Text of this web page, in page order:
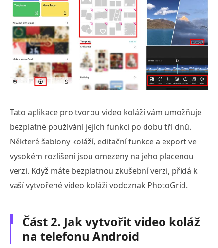
Tato aplikace pro tvorbu video koláží vám umožňuje
bezplatné používání jejích funkcí po dobu tří dnů.
Některé šablony koláží, editační funkce a export ve
vysokém rozlišení jsou omezeny na jeho placenou
verzi. Když máte bezplatnou zkušební verzi, přidá k
vaší vytvořené video koláži vodoznak PhotoGrid.
Část 2. Jak vytvořit video koláž
na telefonu Android